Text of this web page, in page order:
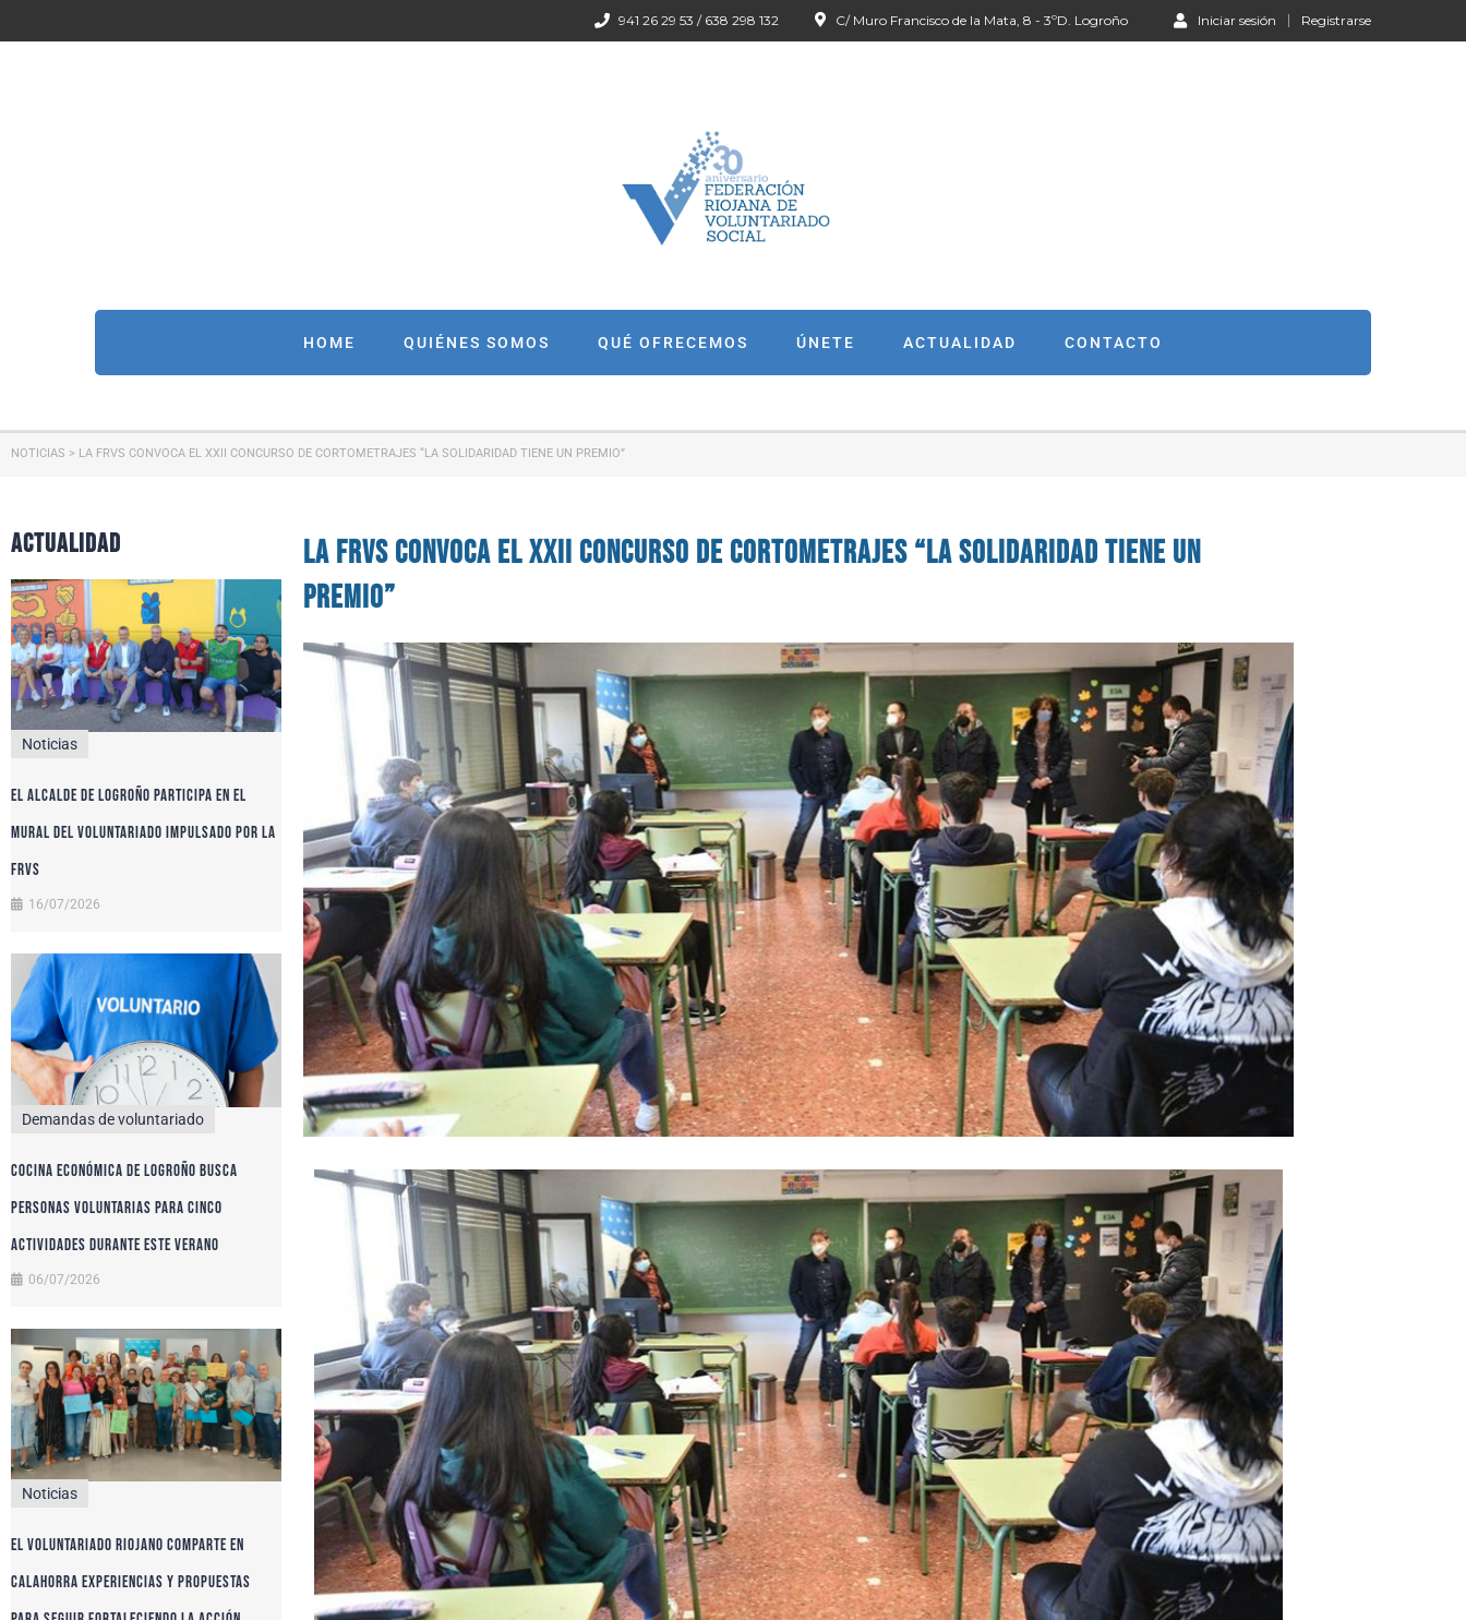
Iniciar sesión Registrarse
C/ Muro Francisco de la Mata, 8 - 3ºD. Logroño
941 26 29 53 / 638 298 132
HOME QUIÉNES SOMOS QUÉ OFRECEMOS ÚNETE ACTUALIDAD CONTACTO
NOTICIAS > LA FRVS CONVOCA EL XXII CONCURSO DE CORTOMETRAJES “LA SOLIDARIDAD TIENE UN PREMIO”
actualidad
Noticias
El alcalde de Logroño participa en el
Mural del Voluntariado impulsado por la
FRVS
16/07/2026
Demandas de voluntariado
Cocina Económica de Logroño busca
personas voluntarias para cinco
actividades durante este verano
06/07/2026
Noticias
El voluntariado riojano comparte en
Calahorra experiencias y propuestas
La FRVS convoca el XXII concurso de cortometrajes “La solidaridad tiene un
premio”